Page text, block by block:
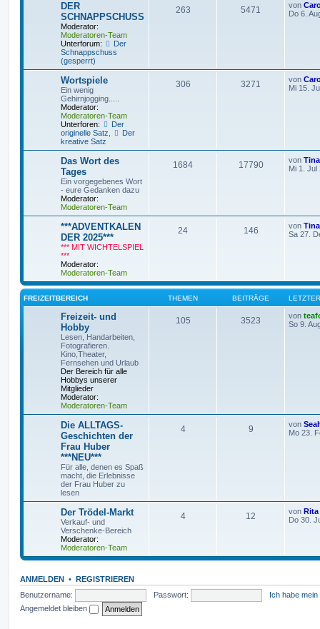
DER
SCHNAPPSCHUSS
Moderator:
Moderatoren-Team
Unterforum:
Der
Schnappschuss
(gesperrt)
263 5471 von
Do 6.
Wortspiele
Ein wenig
Gehirnjogging.....
Moderator:
Moderatoren-Team
Unterforen:
Der
originelle Satz
Der
kreative Satz
306 3271 von
Mi 15.
Das Wort des
Tages
Ein vorgegebenes Wort
- eure Gedanken dazu
Moderator:
Moderatoren-Team
1684 17790 von
Mi 1. Jul
***ADVENTKALEN
DER 2025***
*** MIT WICHTELSPIEL
***
Moderator:
Moderatoren-Team
24 146 von
Sa 27.
FREIZEITBEREICH THEMEN BEITRÄGE
Freizeit- und
Hobby
Lesen, Handarbeiten,
Fotografieren.
Kino,Theater,
Fernsehen und Urlaub
Der Bereich für alle
Hobbys unserer
Mitglieder
Moderator:
Moderatoren-Team
105 3523 von
So 9.
Die ALLTAGS-
Geschichten der
Frau Huber
***NEU***
Für alle, denen es Spaß
macht, die Erlebnisse
der Frau Huber zu
lesen
4 9 von
Mo 23.
Der Trödel-Markt
Verkauf- und
Verschenke-Bereich
Moderator:
Moderatoren-Team
4 12 von Rita
Do 30.
ANMELDEN • REGISTRIEREN
Benutzername:
Passwort:
Ich habe
Angemeldet bleiben